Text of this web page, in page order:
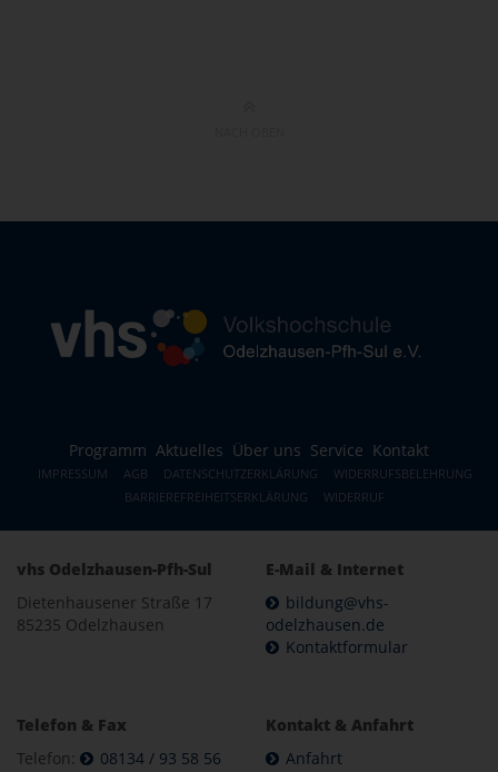
Programm Aktuelles Über uns Service Kontakt
IMPRESSUM AGB DATENSCHUTZERKLÄRUNG
WIDERRUFSBELEHRUNG
BARRIEREFREIHEITSERKLÄRUNG
WIDERRUF
vhs Odelzhausen-Pfh-Sul
Dietenhausener Straße 17
85235 Odelzhausen
E-Mail & Internet
bildung@vhs-
odelzhausen.de
Kontaktformular
Telefon & Fax
Telefon:
08134 / 93 58 56
Kontakt & Anfahrt
Anfahrt